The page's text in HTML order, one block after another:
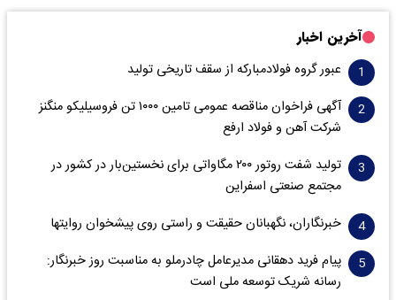
آخرین اخبار
عبور گروه فولادمبارکه از سقف تاریخی تولید
آگهی فراخوان مناقصه عمومی تامین ۱۰۰۰ تن فروسیلیکو منگنز
شرکت آهن و فولاد ارفع
تولید شفت روتور ۲۰۰ مگاواتی برای نخستین‌بار در کشور در
مجتمع صنعتی اسفراین
خبرنگاران، نگهبانان حقیقت و راستی روی پیشخوان روایت­ها
پیام فرید دهقانی مدیرعامل چادرملو به مناسبت روز خبرنگار:
رسانه شریک توسعه ملی است